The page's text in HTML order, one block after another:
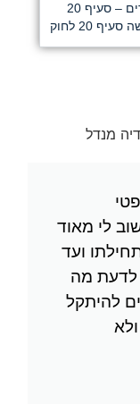
צוואה בעדים – סעיף 20
20 לחוק
לי מאוד
ועד
לדעת מה
להיתקל